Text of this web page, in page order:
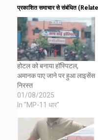
प्रकाशित समाचार से संबंधित
होटल को बनाया हॉस्पिटल,
अमानक पाए जाने पर हुआ लाइसेंस
निरस्त
01/08/2025
In "MP-11 धार"